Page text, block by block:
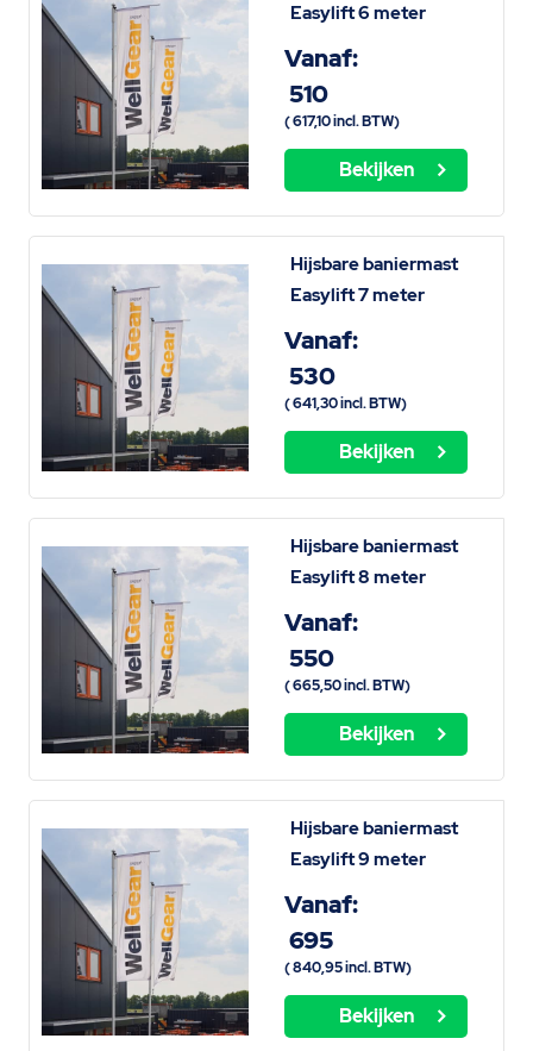
Easylift 6 meter
Vanaf:
510
(617,10incl. BTW)
Bekijken
Hijsbare baniermast
Easylift 7 meter
Vanaf:
530
(641,30incl. BTW)
Bekijken
Hijsbare baniermast
Easylift 8 meter
Vanaf:
550
(665,50incl. BTW)
Bekijken
Hijsbare baniermast
Easylift 9 meter
Vanaf:
695
(840,95incl. BTW)
Bekijken